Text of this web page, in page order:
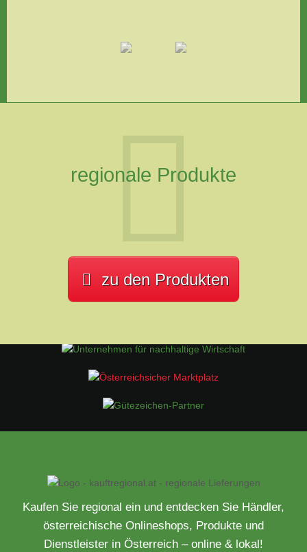
regionale Produkte
zu den Produkten
Kaufen Sie regional ein und entdecken Sie Händler,
österreichische Onlineshops, Produkte und
Dienstleister in Österreich – online & lokal!